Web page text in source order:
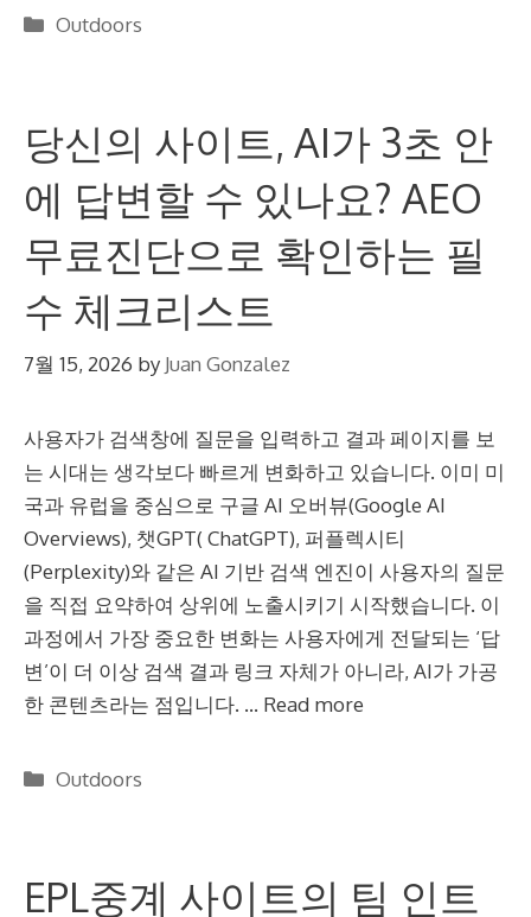
Categories
Outdoors
당신의 사이트, AI가 3초 안
에 답변할 수 있나요? AEO
무료진단으로 확인하는 필
수 체크리스트
7월 15, 2026 by Juan Gonzalez
사용자가 검색창에 질문을 입력하고 결과 페이지를 보
는 시대는 생각보다 빠르게 변화하고 있습니다. 이미 미
국과 유럽을 중심으로 구글 AI 오버뷰(Google AI
Overviews), 챗GPT( ChatGPT), 퍼플렉시티
(Perplexity)와 같은 AI 기반 검색 엔진이 사용자의 질문
을 직접 요약하여 상위에 노출시키기 시작했습니다. 이
과정에서 가장 중요한 변화는 사용자에게 전달되는 ‘답
변’이 더 이상 검색 결과 링크 자체가 아니라, AI가 가공
한 콘텐츠라는 점입니다. … Read more
Categories
Outdoors
EPL중계 사이트의 팀 인트